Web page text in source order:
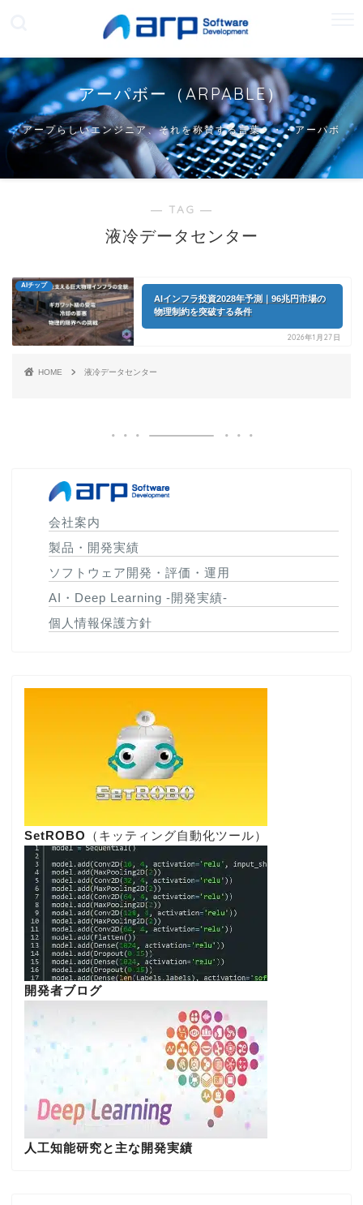
アーパボー（ARPABLE）
アープらしいエンジニア、それを称賛する言葉・・・アーパボ
ー
― TAG ―
液冷データセンター
AIチップ
AIインフラ投資2028年予測｜96兆円市場の
物理制約を突破する条件
2026年1月27日
HOME 液冷データセンター
会社案内
製品・開発実績
ソフトウェア開発・評価・運用
AI・Deep Learning -開発実績-
個人情報保護方針
SetROBO （キッティング自動化ツール）
開発者ブログ
人工知能研究と主な開発実績